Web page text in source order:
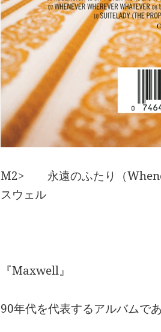
M2> 永遠のふたり（
スウェル
『Maxwell』
90年代を代表するアルバムであ